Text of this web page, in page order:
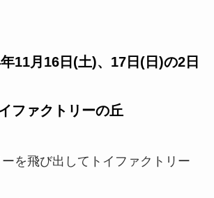
11月16日(土)、17日(日)の2日
ファクトリーの丘
を飛び出してトイファクトリー